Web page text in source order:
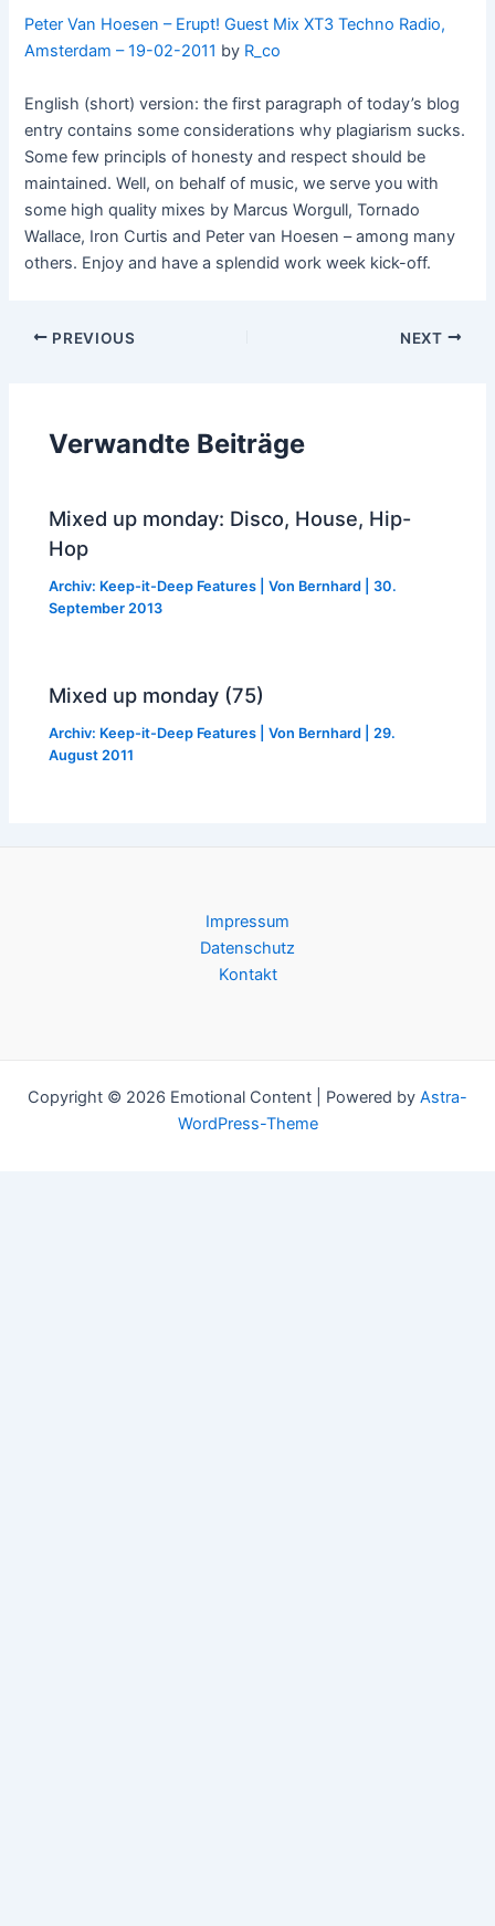
Peter Van Hoesen – Erupt! Guest Mix XT3 Techno Radio,
Amsterdam – 19-02-2011 by R_co
English (short) version: the first paragraph of today’s blog
entry contains some considerations why plagiarism sucks.
Some few principls of honesty and respect should be
maintained. Well, on behalf of music, we serve you with
some high quality mixes by Marcus Worgull, Tornado
Wallace, Iron Curtis and Peter van Hoesen – among many
others. Enjoy and have a splendid work week kick-off.
Post
PREVIOUS NEXT
Verwandte Beiträge
Mixed up monday: Disco, House, Hip-
Hop
Archiv: Keep-it-Deep Features | Von Bernhard |30.
September 2013
Mixed up monday (75)
Archiv: Keep-it-Deep Features | Von Bernhard
29.
August 2011
Impressum
Datenschutz
Kontakt
Copyright © 2026 Emotional Content | Powered by Astra-
WordPress-Theme